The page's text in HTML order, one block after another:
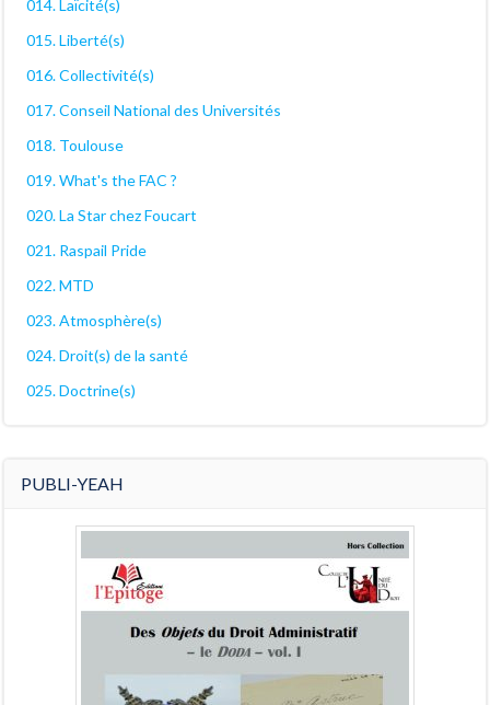
014. Laïcité(s)
015. Liberté(s)
016. Collectivité(s)
017. Conseil National des Universités
018. Toulouse
019. What's the FAC ?
020. La Star chez Foucart
021. Raspail Pride
022. MTD
023. Atmosphère(s)
024. Droit(s) de la santé
025. Doctrine(s)
PUBLI-YEAH